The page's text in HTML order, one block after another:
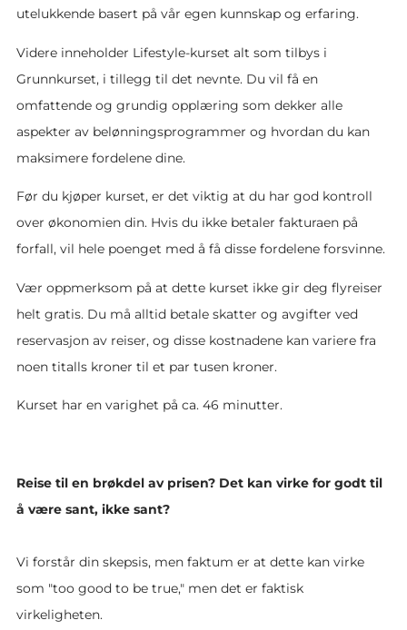
utelukkende basert på vår egen kunnskap og erfaring.
Videre inneholder Lifestyle-kurset alt som tilbys i
Grunnkurset, i tillegg til det nevnte. Du vil få en
omfattende og grundig opplæring som dekker alle
aspekter av belønningsprogrammer og hvordan du kan
maksimere fordelene dine.
Før du kjøper kurset, er det viktig at du har god kontroll
over økonomien din. Hvis du ikke betaler fakturaen på
forfall, vil hele poenget med å få disse fordelene forsvinne.
Vær oppmerksom på at dette kurset ikke gir deg flyreiser
helt gratis. Du må alltid betale skatter og avgifter ved
reservasjon av reiser, og disse kostnadene kan variere fra
noen titalls kroner til et par tusen kroner.
Kurset har en varighet på ca. 46 minutter.
Reise til en brøkdel av prisen? Det kan virke for godt til
å være sant, ikke sant?
Vi forstår din skepsis, men faktum er at dette kan virke
som "too good to be true," men det er faktisk
virkeligheten.